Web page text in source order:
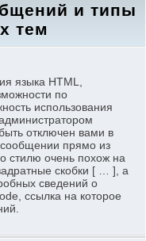
и типы
тем
языка HTML,
по
использования
отключен вами в
прямо из
стилю очень похож на
скобки [ … ], а
сведений о
ссылка на которое